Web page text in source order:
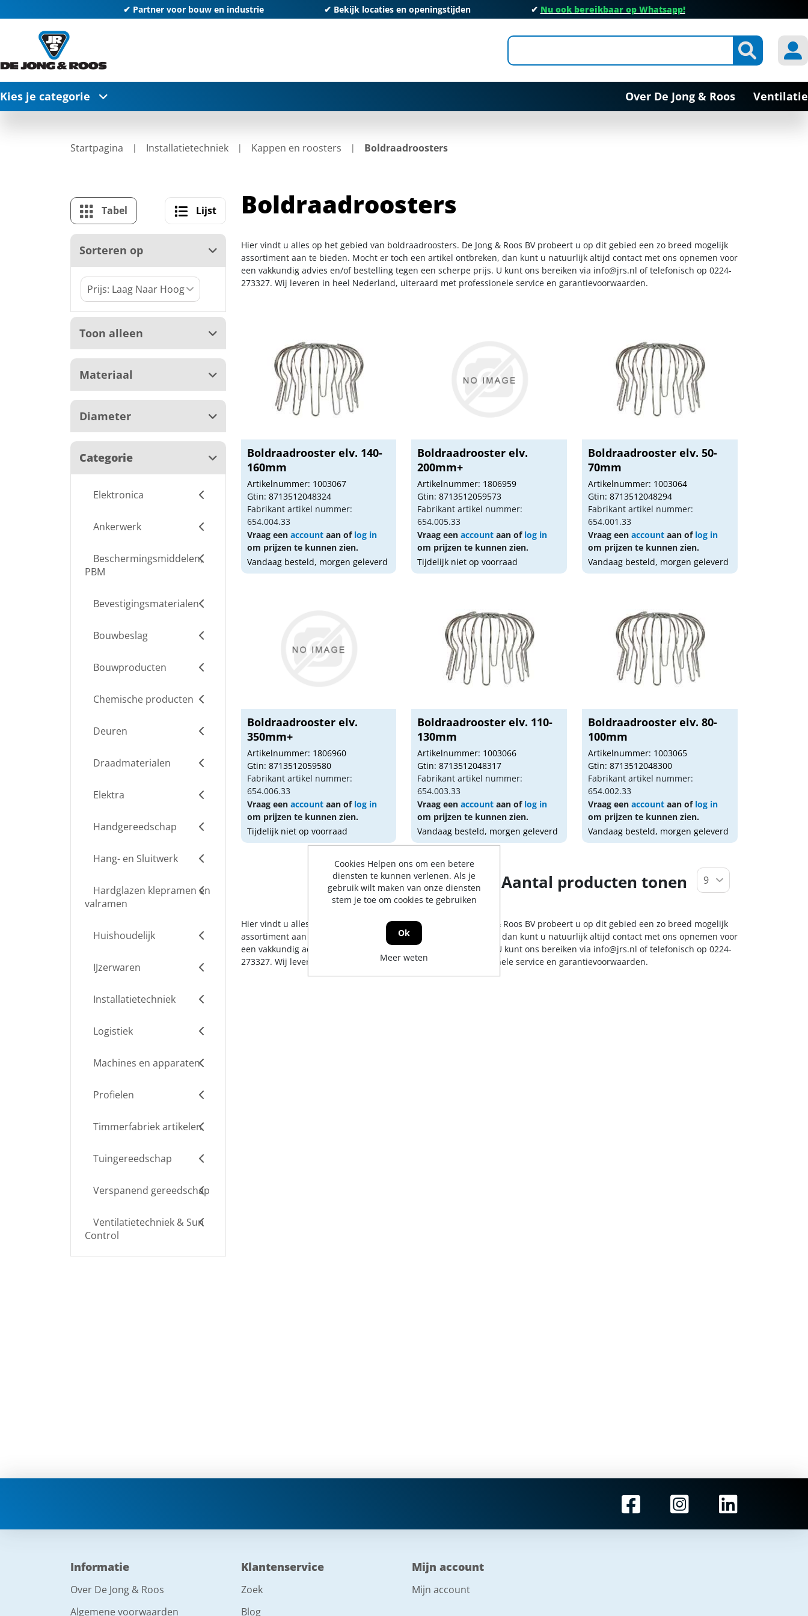
✔ Partner voor bouw en industrie ✔ Bekijk locaties en openingstijden ✔ Nu ook bereikbaar op Whatsapp!
Kies je categorie Over De Jong & Roos Ventilatie
Startpagina Installatietechniek Kappen en roosters Boldraadroosters
Tabel Lijst
Sorteren op
Toon alleen
Materiaal
Diameter
Categorie
Elektronica
Ankerwerk
Beschermingsmiddelen,
PBM
Bevestigingsmaterialen
Bouwbeslag
Bouwproducten
Chemische producten
Deuren
Draadmaterialen
Elektra
Handgereedschap
Hang- en Sluitwerk
Hardglazen klepramen en
valramen
Huishoudelijk
IJzerwaren
Installatietechniek
Logistiek
Machines en apparaten
Profielen
Timmerfabriek artikelen
Tuingereedschap
Verspanend gereedschap
Ventilatietechniek & Sun
Control
Boldraadroosters
Hier vindt u alles op het gebied van boldraadroosters. De Jong & Roos BV probeert u op dit gebied een zo breed mogelijk
assortiment aan te bieden. Mocht er toch een artikel ontbreken, dan kunt u natuurlijk altijd contact met ons opnemen voor
een vakkundig advies en/of bestelling tegen een scherpe prijs. U kunt ons bereiken via info@jrs.nl of telefonisch op 0224-
273327. Wij leveren in heel Nederland, uiteraard met professionele service en garantievoorwaarden.
Boldraadrooster elv. 140-
160mm
Artikelnummer: 1003067
Gtin: 8713512048324
Fabrikant artikel nummer:
654.004.33
Vraag een accountaan of log in
om prijzen te kunnen zien.
Vandaag besteld, morgen geleverd
Boldraadrooster elv.
200mm+
Artikelnummer: 1806959
Gtin: 8713512059573
Fabrikant artikel nummer:
654.005.33
Vraag eenaccount aan of log in
om prijzen te kunnen zien.
Tijdelijk niet op voorraad
Boldraadrooster elv. 50-
70mm
Artikelnummer: 1003064
Gtin: 8713512048294
Fabrikant artikel nummer:
654.001.33
Vraag eenaccount aan of log in
om prijzen te kunnen zien.
Vandaag besteld, morgen geleverd
Boldraadrooster elv.
350mm+
Artikelnummer: 1806960
Gtin: 8713512059580
Fabrikant artikel nummer:
654.006.33
Vraag een accountaan of log in
om prijzen te kunnen zien.
Tijdelijk niet op voorraad
Boldraadrooster elv. 110-
130mm
Artikelnummer: 1003066
Gtin: 8713512048317
Fabrikant artikel nummer:
654.003.33
Vraag eenaccount aan of log in
om prijzen te kunnen zien.
Vandaag besteld, morgen geleverd
Boldraadrooster elv. 80-
100mm
Artikelnummer: 1003065
Gtin: 8713512048300
Fabrikant artikel nummer:
654.002.33
Vraag eenaccount aan of log in
om prijzen te kunnen zien.
Vandaag besteld, morgen geleverd
Aantal producten tonen
Hier vindt u alles op het gebied van boldraadroosters. De Jong & Roos BV probeert u op dit gebied een zo breed mogelijk
assortiment aan te bieden. Mocht er toch een artikel ontbreken, dan kunt u natuurlijk altijd contact met ons opnemen voor
een vakkundig advies en/of bestelling tegen een scherpe prijs. U kunt ons bereiken via info@jrs.nl of telefonisch op 0224-
273327. Wij leveren in heel Nederland, uiteraard met professionele service en garantievoorwaarden.
Informatie
Over De Jong & Roos
Algemene voorwaarden
Klantenservice
Zoek
Blog
Mijn account
Mijn account
Cookies Helpen ons om een betere
diensten te kunnen verlenen. Als je
gebruik wilt maken van onze diensten
stem je toe om cookies te gebruiken
Ok
Meer weten